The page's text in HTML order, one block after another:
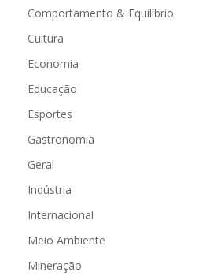
Comportamento & Equilíbrio
Cultura
Economia
Educação
Esportes
Gastronomia
Geral
Indústria
Internacional
Meio Ambiente
Mineração